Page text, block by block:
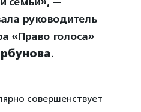
руководитель
«Право голоса»
.
совершенствует